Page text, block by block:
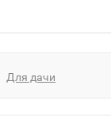
Для дачи